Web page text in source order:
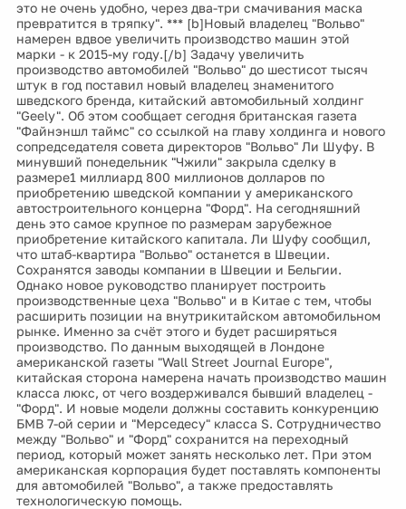
это не очень удобно, через два-три смачивания маска
превратится в тряпку". *** [b]Новый владелец "Вольво"
намерен вдвое увеличить производство машин этой
марки - к 2015-му году.[/b] Задачу увеличить
производство автомобилей "Вольво" до шестисот тысяч
штук в год поставил новый владелец знаменитого
шведского бренда, китайский автомобильный холдинг
"Geely". Об этом сообщает сегодня британская газета
"Файнэншл таймс" со ссылкой на главу холдинга и нового
сопредседателя совета директоров "Вольво" Ли Шуфу. В
минувший понедельник "Чжили" закрыла сделку в
размере1 миллиард 800 миллионов долларов по
приобретению шведской компании у американского
автостроительного концерна "Форд". На сегодняшний
день это самое крупное по размерам зарубежное
приобретение китайского капитала. Ли Шуфу сообщил,
что штаб-квартира "Вольво" останется в Швеции.
Сохранятся заводы компании в Швеции и Бельгии.
Однако новое руководство планирует построить
производственные цеха "Вольво" и в Китае с тем, чтобы
расширить позиции на внутрикитайском автомобильном
рынке. Именно за счёт этого и будет расширяться
производство. По данным выходящей в Лондоне
американской газеты "Wall Street Journal Europe",
китайская сторона намерена начать производство машин
класса люкс, от чего воздерживался бывший владелец -
"Форд". И новые модели должны составить конкуренцию
БМВ 7-ой серии и "Мерседесу" класса S. Сотрудничество
между "Вольво" и "Форд" сохранится на переходный
период, который может занять несколько лет. При этом
американская корпорация будет поставлять компоненты
для автомобилей "Вольво", а также предоставлять
технологическую помощь.